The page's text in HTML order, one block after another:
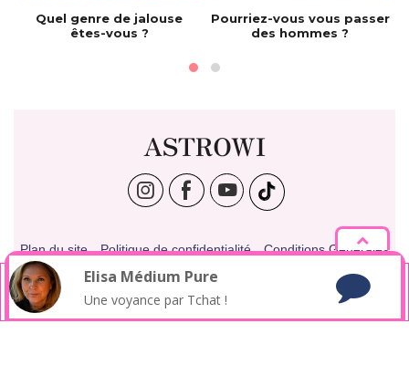
Quel genre de jalouse
êtes-vous ?
Pourriez-vous vous passer
des hommes ?
ASTROWI
Plan du site Politique de confidentialité
Conditions Générales
Politique des cookies
Publicité & Affiliation
Astrowi - 2012 - 2026 | Tous droits réservés
Elisa Médium Pure
Une voyance par Tchat !
En poursuivant votre navigation sur ce site, vous acceptez
l’utilisation de cookies pour analyser et mesurer la fréquentation
du site.Détails ici